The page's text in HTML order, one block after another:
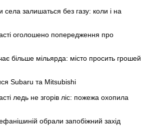
села залишаться без газу: коли і на
оголошено попередження про
більше мільярда: місто просить грошей
Subaru та Mitsubishi
ледь не згорів ліс: пожежа охопила
обрали запобіжний захід